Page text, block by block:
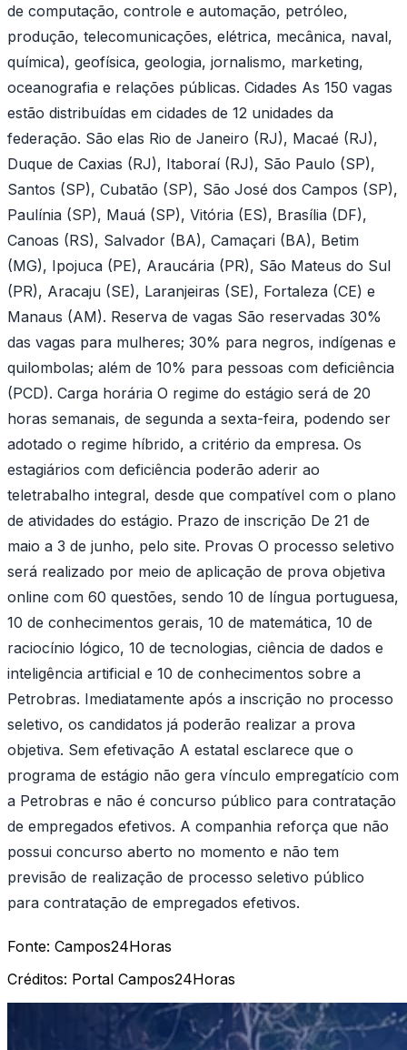
de computação, controle e automação, petróleo,
produção, telecomunicações, elétrica, mecânica, naval,
química), geofísica, geologia, jornalismo, marketing,
oceanografia e relações públicas. Cidades As 150 vagas
estão distribuídas em cidades de 12 unidades da
federação. São elas Rio de Janeiro (RJ), Macaé (RJ),
Duque de Caxias (RJ), Itaboraí (RJ), São Paulo (SP),
Santos (SP), Cubatão (SP), São José dos Campos (SP),
Paulínia (SP), Mauá (SP), Vitória (ES), Brasília (DF),
Canoas (RS), Salvador (BA), Camaçari (BA), Betim
(MG), Ipojuca (PE), Araucária (PR), São Mateus do Sul
(PR), Aracaju (SE), Laranjeiras (SE), Fortaleza (CE) e
Manaus (AM). Reserva de vagas São reservadas 30%
das vagas para mulheres; 30% para negros, indígenas e
quilombolas; além de 10% para pessoas com deficiência
(PCD). Carga horária O regime do estágio será de 20
horas semanais, de segunda a sexta-feira, podendo ser
adotado o regime híbrido, a critério da empresa. Os
estagiários com deficiência poderão aderir ao
teletrabalho integral, desde que compatível com o plano
de atividades do estágio. Prazo de inscrição De 21 de
maio a 3 de junho, pelo site. Provas O processo seletivo
será realizado por meio de aplicação de prova objetiva
online com 60 questões, sendo 10 de língua portuguesa,
10 de conhecimentos gerais, 10 de matemática, 10 de
raciocínio lógico, 10 de tecnologias, ciência de dados e
inteligência artificial e 10 de conhecimentos sobre a
Petrobras. Imediatamente após a inscrição no processo
seletivo, os candidatos já poderão realizar a prova
objetiva. Sem efetivação A estatal esclarece que o
programa de estágio não gera vínculo empregatício com
a Petrobras e não é concurso público para contratação
de empregados efetivos. A companhia reforça que não
possui concurso aberto no momento e não tem
previsão de realização de processo seletivo público
para contratação de empregados efetivos.
Fonte: Campos24Horas
Créditos: Portal Campos24Horas